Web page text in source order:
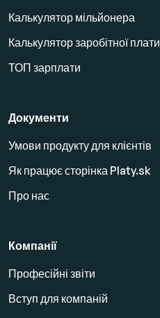
Калькулятор мільйонера
Калькулятор заробітної плати
ТОП зарплати
Документи
Умови продукту для клієнтів
Як працює сторінка Platy.sk
Про нас
Компанії
Професійні звіти
Вступ для компаній